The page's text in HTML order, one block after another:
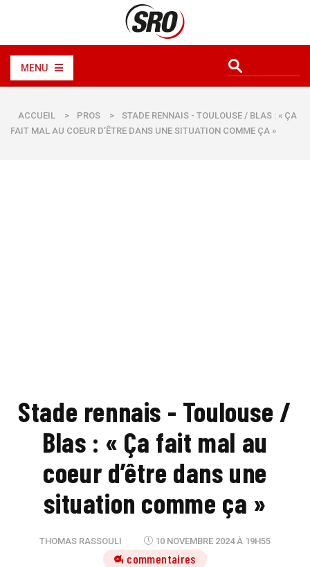
MENU
ACCUEIL > PROS >
STADE RENNAIS - TOULOUSE / BLAS : « ÇA
FAIT MAL AU COEUR D’ÊTRE DANS UNE SITUATION COMME ÇA »
Stade rennais - Toulouse /
Blas : « Ça fait mal au
coeur d’être dans une
situation comme ça »
THOMAS RASSOULI 10 NOVEMBRE 2024 À 19H55
4 commentaires